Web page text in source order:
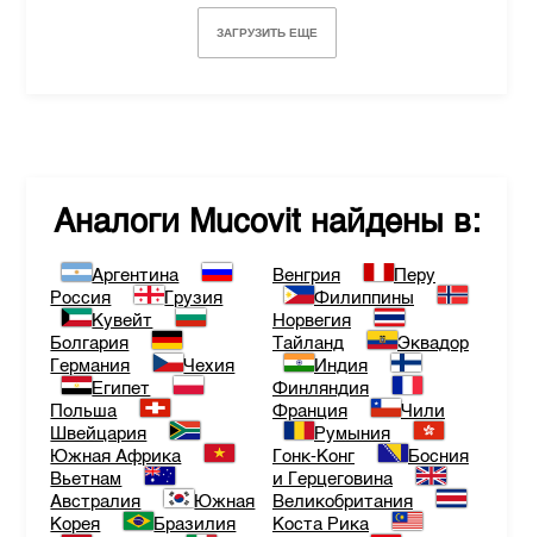
ЗАГРУЗИТЬ ЕЩЕ
Аналоги Mucovitнайдены в:
Аргентина
Россия
Грузия
Кувейт
Болгария
Германия
Чехия
Египет
Польша
Швейцария
Южная Африка
Вьетнам
Австралия
Южная
Корея
Бразилия
Венгрия
Перу
Филиппины
Норвегия
Тайланд
Эквадор
Индия
Финляндия
Франция
Чили
Румыния
Гонк-Конг
Босния
и Герцеговина
Великобритания
Коста Рика